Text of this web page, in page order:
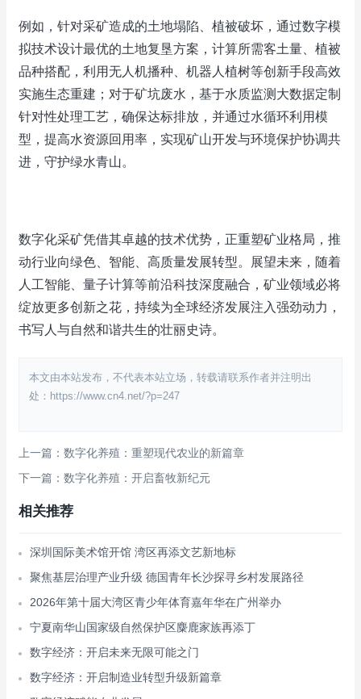
例如，针对采矿造成的土地塌陷、植被破坏，通过数字模
拟技术设计最优的土地复垦方案，计算所需客土量、植被
品种搭配，利用无人机播种、机器人植树等创新手段高效
实施生态重建；对于矿坑废水，基于水质监测大数据定制
针对性处理工艺，确保达标排放，并通过水循环利用模
型，提高水资源回用率，实现矿山开发与环境保护协调共
进，守护绿水青山。
数字化采矿凭借其卓越的技术优势，正重塑矿业格局，推
动行业向绿色、智能、高质量发展转型。展望未来，随着
人工智能、量子计算等前沿科技深度融合，矿业领域必将
绽放更多创新之花，持续为全球经济发展注入强劲动力，
书写人与自然和谐共生的壮丽史诗。
本文由本站发布，不代表本站立场，转载请联系作者并注明出
处：https://www.cn4.net/?p=247
上一篇：数字化养殖：重塑现代农业的新篇章
下一篇：数字化养殖：开启畜牧新纪元
相关推荐
深圳国际美术馆开馆 湾区再添文艺新地标
聚焦基层治理产业升级 德国青年长沙探寻乡村发展路径
2026年第十届大湾区青少年体育嘉年华在广州举办
宁夏南华山国家级自然保护区麋鹿家族再添丁
数字经济：开启未来无限可能之门
数字经济：开启制造业转型升级新篇章